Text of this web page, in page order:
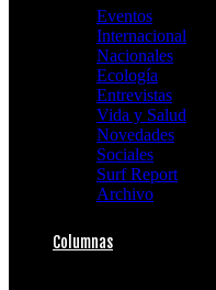
Eventos
Internacional
Nacionales
Ecología
Entrevistas
Vida y Salud
Novedades
Sociales
Surf Report
Archivo
Columnas